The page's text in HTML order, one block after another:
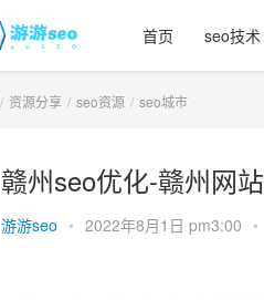
首页 seo技术
资源分享 seo资源 seo城市
赣州seo优化-赣州网
游游seo • 2022年8月1日 pm3:00 •